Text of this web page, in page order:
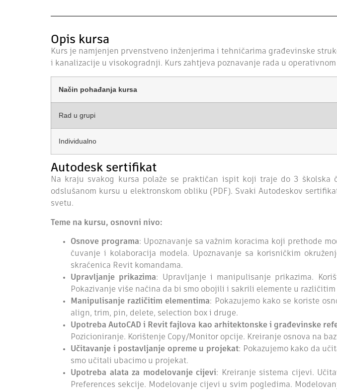
Opis kursa
Kurs je namjenjen prvenstveno inženjerima i tehničarima građevinske
i kanalizacije u visokogradnji. Kurs zahtjeva poznavanje rada u
Način pohađanja kursa
Rad u grupi
Individualno
Autodesk sertifikat
Na kraju svakog kursa polaže se praktičan ispit koji traje do 3
odslušanom kursu u elektronskom obliku (PDF). Svaki Autodeskov
svetu.
Teme na kursu, osnovni nivo:
Osnove programa: Upoznavanje sa važnim koracima koji prethode
čuvanje i kolaboracija modela. Upoznavanje sa korisničkim
skraćenica Revit komandama.
Upravljanje prikazima: Upravljanje i manipulisanje prikazima.
Pokazivanje više načina da bi smo obojili i sakrili elemente u
Manipulisanje različitim elementima: Pokazujemo kako se koriste
align, trim, pin, delete, selection box i druge.
Upotreba AutoCAD i Revit fajlova kao arhitektonske i građevinske
Pozicioniranje. Korištenje Copy/Monitor opcije. Kreiranje osnova na
Učitavanje i postavljanje opreme u projekat: Pokazujemo kako da
smo učitali ubacimo u projekat.
Upotreba alata za modelovanje cijevi: Kreiranje sistema cijevi.
Preferences sekcije. Modelovanje cijevi u svim pogledima.